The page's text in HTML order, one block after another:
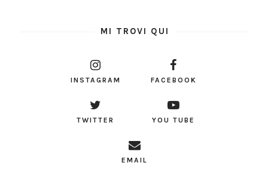
MI TROVI QUI
INSTAGRAM FACEBOOK
TWITTER YOU TUBE
EMAIL